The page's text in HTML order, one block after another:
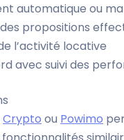
automatique ou
propositions
l’activité locative
avec suivi des
Crypto ou Powimo